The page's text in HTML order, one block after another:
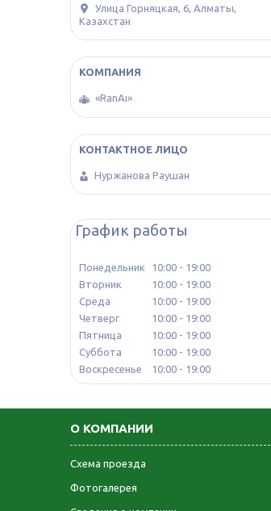
​Улица Горняцкая, 6, Алматы,
Казахстан
«RanAı»
Нуржанова Раушан
График работы
Понедельник 10:00
19:00
Вторник
10:00
19:00
Среда
10:00
19:00
Четверг
10:00
19:00
Пятница
10:00
19:00
Суббота
10:00
19:00
Воскресенье
10:00 19:00
О КОМПАНИИ
Схема проезда
Фотогалерея